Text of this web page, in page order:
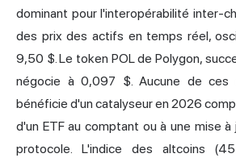
dominant pour l'interopérabilité inter-
des prix des actifs en temps réel,
9,50 $. Le token POL de Polygon,
négocie à 0,097 $. Aucune de ces
bénéficie d'un catalyseur en 2026
d'un ETF au comptant ou à une mise
protocole. L'indice des altcoins